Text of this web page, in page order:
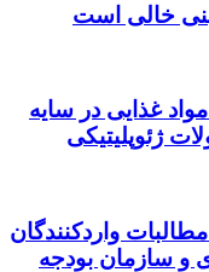
خالی است
غذایی در سایه
ژئوپلیتیکی
پرداخت ۵۰ درصد مطالبات واردکنندگان
و سازمان بودجه